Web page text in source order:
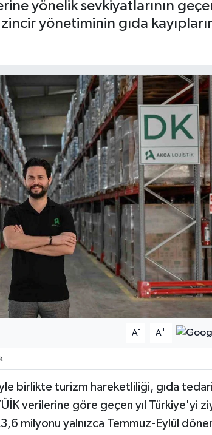
yönelik sevkiyatlarının
yönetiminin gıda
A- A+
birlikte turizm hareketliliği, gıda
verilerine göre geçen yıl Türkiye'yi
milyonu yalnızca Temmuz-Eylül